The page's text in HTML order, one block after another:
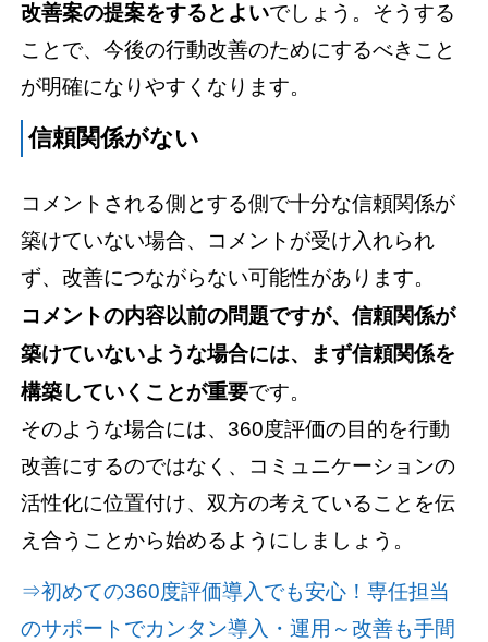
改善案の提案をするとよいでしょう。そうする
ことで、今後の行動改善のためにするべきこと
が明確になりやすくなります。
信頼関係がない
コメントされる側とする側で十分な信頼関係が
築けていない場合、コメントが受け入れられ
ず、改善につながらない可能性があります。
コメントの内容以前の問題ですが、信頼関係が
築けていないような場合には、まず信頼関係を
構築していくことが重要です。
そのような場合には、360度評価の目的を行動
改善にするのではなく、コミュニケーションの
活性化に位置付け、双方の考えていることを伝
え合うことから始めるようにしましょう。
⇒初めての360度評価導入でも安心！専任担当
のサポートでカンタン導入・運用～改善も手間